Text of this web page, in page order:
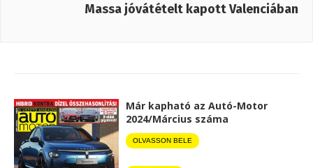
Massa jóvátételt kapott Valenciában
Már kapható az Autó-Motor
2024/Március száma
OLVASSON BELE